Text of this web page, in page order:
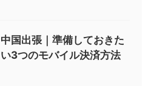
中国出張｜準備しておきた
い3つのモバイル決済方法